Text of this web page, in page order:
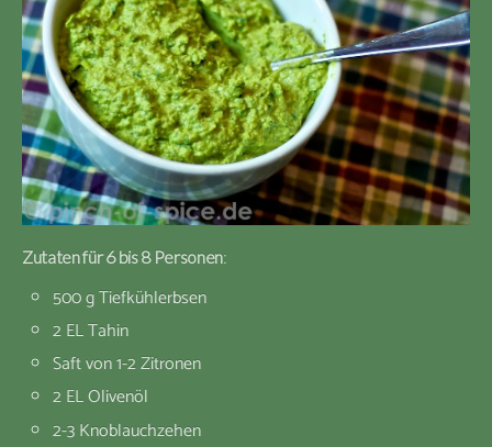
Zutaten für 6 bis 8 Personen:
500 g Tiefkühlerbsen
2 EL Tahin
Saft von 1-2 Zitronen
2 EL Olivenöl
2-3 Knoblauchzehen